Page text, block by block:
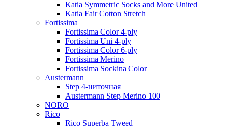
Katia Symmetric Socks and More United
Katia Fair Cotton Stretch
Fortissima
Fortissima Color 4-ply
Fortissima Uni 4-ply
Fortissima Color 6-ply
Fortissima Merino
Fortissima Sockina Color
Austermann
Step 4-ниточная
Austermann Step Merino 100
NORO
Rico
Rico Superba Tweed